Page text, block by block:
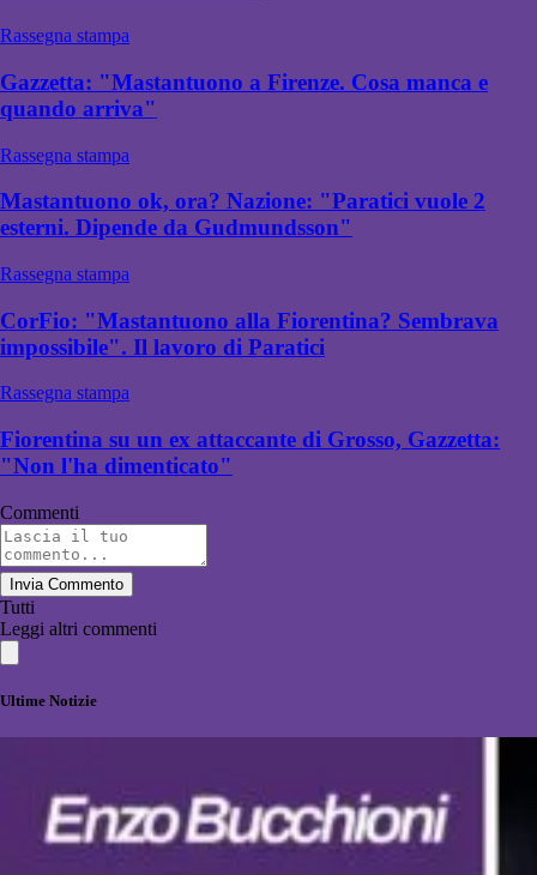
Rassegna stampa
Gazzetta: "Mastantuono a Firenze. Cosa manca e
quando arriva"
Rassegna stampa
Mastantuono ok, ora? Nazione: "Paratici vuole 2
esterni. Dipende da Gudmundsson"
Rassegna stampa
CorFio: "Mastantuono alla Fiorentina? Sembrava
impossibile". Il lavoro di Paratici
Rassegna stampa
Fiorentina su un ex attaccante di Grosso, Gazzetta:
"Non l'ha dimenticato"
Commenti
Invia Commento
Tutti
Leggi altri commenti
Ultime Notizie